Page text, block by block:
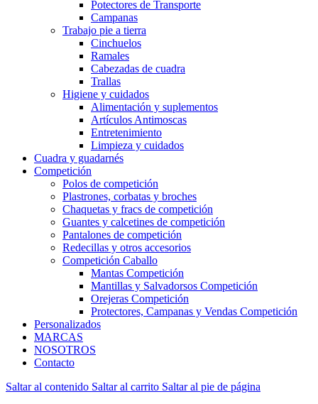
Potectores de Transporte
Campanas
Trabajo pie a tierra
Cinchuelos
Ramales
Cabezadas de cuadra
Trallas
Higiene y cuidados
Alimentación y suplementos
Artículos Antimoscas
Entretenimiento
Limpieza y cuidados
Cuadra y guadarnés
Competición
Polos de competición
Plastrones, corbatas y broches
Chaquetas y fracs de competición
Guantes y calcetines de competición
Pantalones de competición
Redecillas y otros accesorios
Competición Caballo
Mantas Competición
Mantillas y Salvadorsos Competición
Orejeras Competición
Protectores, Campanas y Vendas Competición
Personalizados
MARCAS
NOSOTROS
Contacto
Saltar al contenido Saltar al carrito Saltar al pie de página